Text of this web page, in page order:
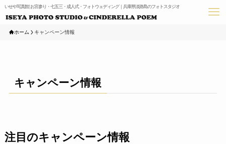
いせや写真館 | お宮参り・七五三・成人式・フォトウェディング｜兵庫県淡路島のフォトスタジオ
ホーム キャンペーン情報
キャンペーン情報
注目のキャンペーン情報